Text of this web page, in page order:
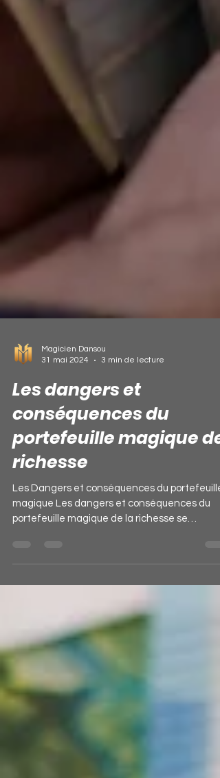
Magicien Dansou
31 mai 2024
3 min de lecture
Les dangers et
conséquences du
portefeuille magique de
richesse
magique Les dangers et conséquences du